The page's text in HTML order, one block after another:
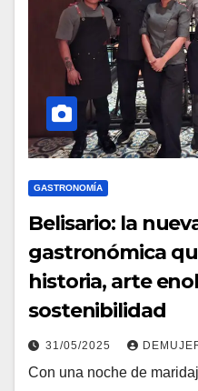
GASTRONOMÍA
Belisario: la
gastronómica
historia, arte
sostenibilidad
31/05/2025
Con una noche de